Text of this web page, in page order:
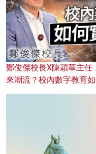
鄭俊傑校長X陳穎華主任
來潮流？校內數字教育